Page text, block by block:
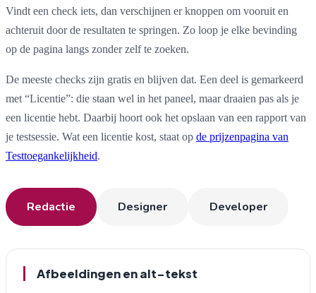
Vindt een check iets, dan verschijnen er knoppen om vooruit en
achteruit door de resultaten te springen. Zo loop je elke bevinding
op de pagina langs zonder zelf te zoeken.
De meeste checks zijn gratis en blijven dat. Een deel is gemarkeerd
met “Licentie”: die staan wel in het paneel, maar draaien pas als je
een licentie hebt. Daarbij hoort ook het opslaan van een rapport van
je testsessie. Wat een licentie kost, staat op de prijzenpagina van
Testtoegankelijkheid.
Redactie Designer Developer
Tabblad Redactie
Afbeeldingen en alt-tekst